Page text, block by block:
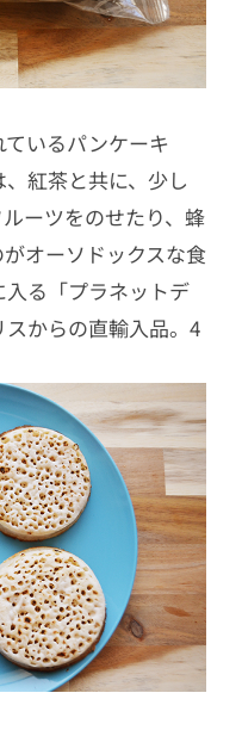
いるパンケーキ
、紅茶と共に、少し
ーツをのせたり、蜂
オーソドックスな食
る「プラネットデ
からの直輸入品。4